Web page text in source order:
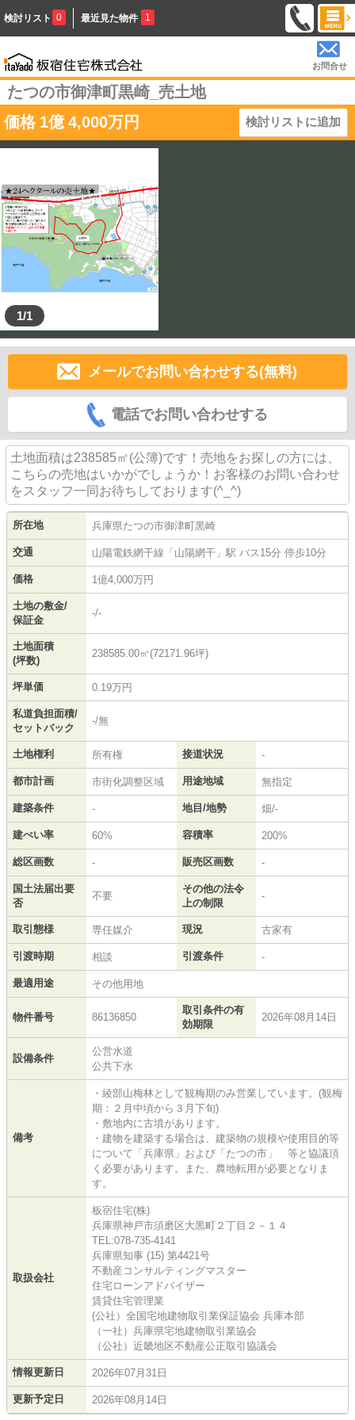
検討リスト 0 最近見た物件 1
お問合せ
たつの市御津町黒崎_売土地
価格 1億 4,000万円 検討リストに追加
1/1
メールでお問い合わせする(無料)
電話でお問い合わせする
土地面積は238585㎡(公簿)です！売地をお探しの方には、
こちらの売地はいかがでしょうか！お客様のお問い合わせ
をスタッフ一同お待ちしております(^_^)
所在地 兵庫県たつの市御津町黒崎
交通 山陽電鉄網干線 「 山陽網干 」駅 バス15分 停歩10分
価格 1億4,000万円
土地の敷金/
保証金
-/-
土地面積
(坪数)
238585.00㎡(72171.96坪)
坪単価 0.19万円
私道負担面積/
セットバック
-/無
土地権利 所有権 接道状況 -
都市計画 市街化調整区域 用途地域 無指定
建築条件 - 地目/地勢 畑/-
建ぺい率 60% 容積率 200%
総区画数 - 販売区画数 -
国土法届出要
否
不要
その他の法令
上の制限
-
取引態様 専任媒介 現況 古家有
引渡時期 相談 引渡条件 -
最適用途 その他用地
物件番号 86136850
取引条件の有
効期限
2026年08月14日
設備条件
公営水道
公共下水
備考
・綾部山梅林として観梅期のみ営業しています。(観梅
期：２月中頃から３月下旬)
・敷地内に古墳があります。
・建物を建築する場合は、建築物の規模や使用目的等
について「兵庫県」および「たつの市」 等と協議頂
く必要があります。また、農地転用が必要となりま
す。
取扱会社
板宿住宅(株)
兵庫県神戸市須磨区大黒町２丁目２－１４
TEL:078-735-4141
兵庫県知事 (15) 第4421号
不動産コンサルティングマスター
住宅ローンアドバイザー
賃貸住宅管理業
(公社）全国宅地建物取引業保証協会 兵庫本部
（一社）兵庫県宅地建物取引業協会
（公社）近畿地区不動産公正取引協議会
情報更新日 2026年07月31日
更新予定日 2026年08月14日